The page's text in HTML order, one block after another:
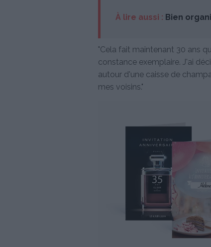
À lire aussi : Bien
"Cela fait maintenant 30 ans
constance exemplaire. J'ai
autour d'une caisse de
mes voisins."